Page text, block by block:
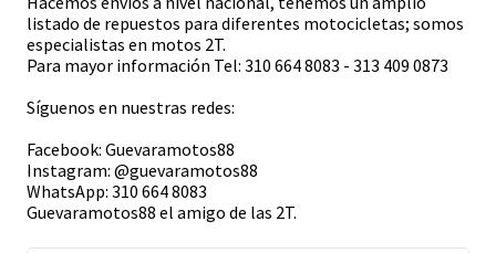
listado de repuestos para diferentes motocicletas; somos
especialistas en motos 2T.
Para mayor información Tel: 310 664 8083 - 313 409 0873
Síguenos en nuestras redes:
Facebook: Guevaramotos88
Instagram: @guevaramotos88
WhatsApp: 310 664 8083
Guevaramotos88 el amigo de las 2T.